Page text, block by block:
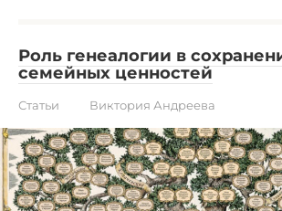
Роль генеалогии в
семейных ценностей
Статьи Виктория Андреева